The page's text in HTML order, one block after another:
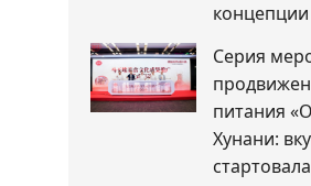
концепции
Серия
питания
Хунани: